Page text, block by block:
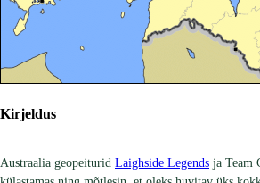
Kirjeldus
Austraalia geopeiturid Laighside Legends ja Team